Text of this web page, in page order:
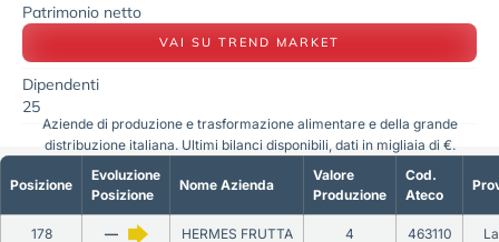
Patrimonio netto
VAI SU TREND MARKET
Dipendenti
25
Posizione
Evoluzione
Posizione
Nome Azienda
Valore
Produzione
Cod.
Ateco
178 —
HERMES FRUTTA
4 463110
Aziende di produzione e trasformazione alimentare e della grande
distribuzione italiana. Ultimi bilanci disponibili, dati in migliaia di €.